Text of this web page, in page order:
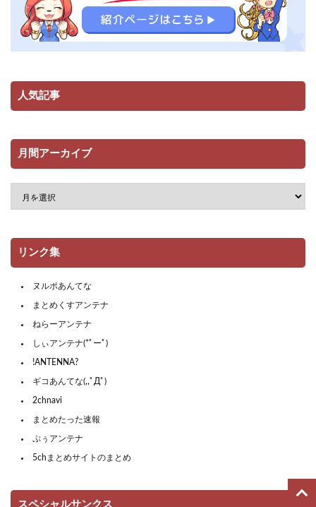
人気記事
月間アーカイブ
リンク集
ヌルポあんてな
まとめくすアンテナ
ねらーアンテナ
しぃアンテナ(*ﾟーﾟ)
!ANTENNA?
ギコあんてな(,,ﾟДﾟ)
2chnavi
まとめたった速報
ぷぅアンテナ
5chまとめサイトのまとめ
スペシャルサンクス